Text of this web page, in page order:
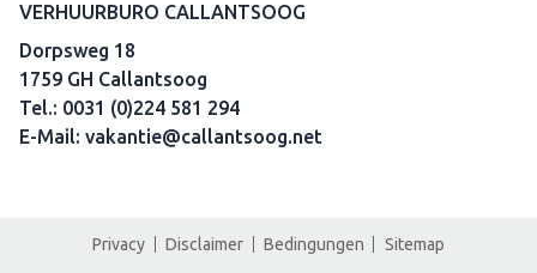
VERHUURBURO CALLANTSOOG
Dorpsweg 18
1759 GH Callantsoog
Tel.: 0031 (0)224 581 294
E-Mail: vakantie@callantsoog.net
Privacy Disclaimer Bedingungen Sitemap